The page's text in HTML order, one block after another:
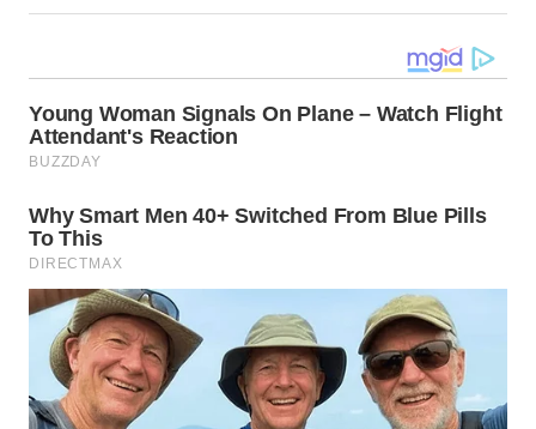
TAPANULI
TANJUNG
LESUNG
WN
KARO
WN
SIMALUNGUN
WN
LABUHANBATU